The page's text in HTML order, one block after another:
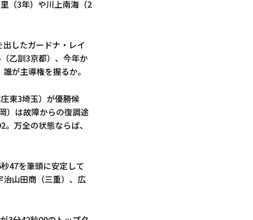
（3年）や川上南海（2
したガードナ・レイ
乙訓3京都）、今年か
が主導権を握るか。
東3埼玉）が優勝候
）は故障からの復調途
万全の状態ならば、
47を筆頭に安定して
治山田商（三重）、広